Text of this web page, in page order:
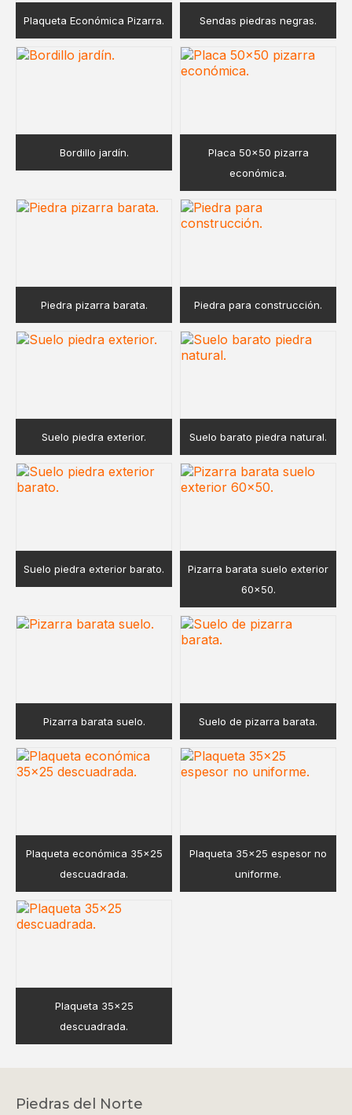
Plaqueta Económica Pizarra. Sendas piedras negras.
Bordillo jardín.
Placa 50×50 pizarra
económica.
Piedra pizarra barata. Piedra para construcción.
Suelo piedra exterior. Suelo barato piedra natural.
Suelo piedra exterior barato.
Pizarra barata suelo exterior
60×50.
Pizarra barata suelo. Suelo de pizarra barata.
Plaqueta económica 35×25
descuadrada.
Plaqueta 35×25 espesor no
uniforme.
Plaqueta 35×25
descuadrada.
Piedras del Norte